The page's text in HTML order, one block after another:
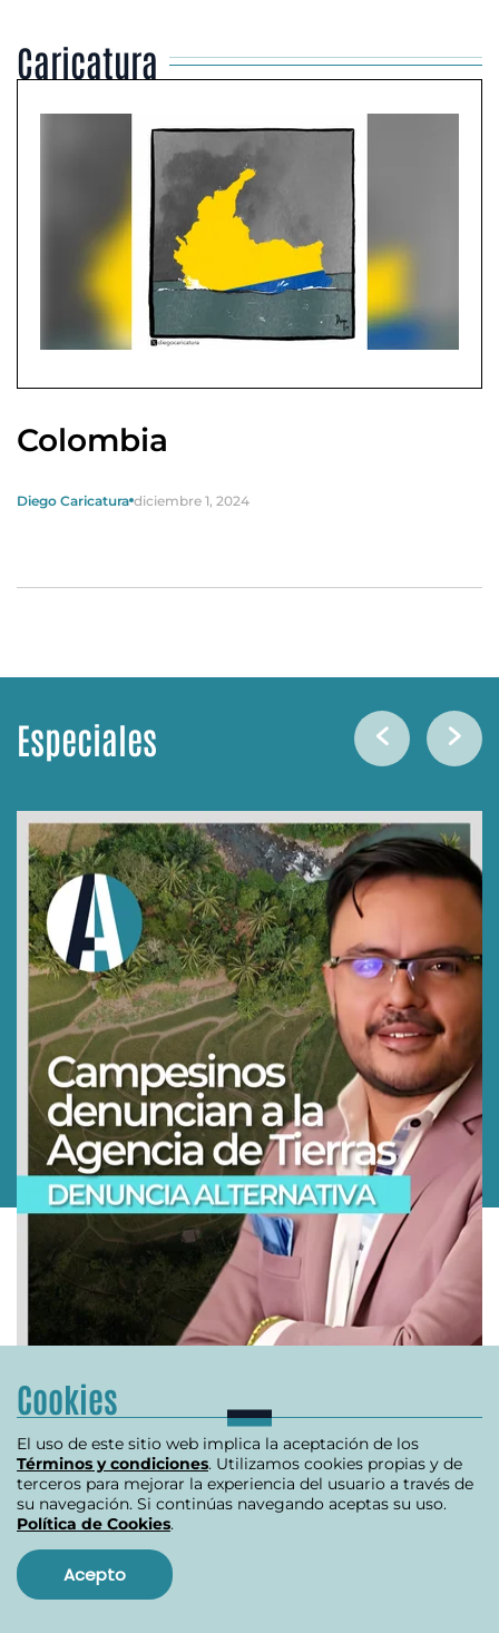
Caricatura
Colombia
Diego Caricatura diciembre 1, 2024
Especiales
INVESTIGACIÓN REVISTA ALTERNATIVA
Se destapa crisis en la ANT
Cookies
El uso de este sitio web implica la aceptación de los
Términos y condiciones. Utilizamos cookies propias y de
terceros para mejorar la experiencia del usuario a través de
su navegación. Si continúas navegando aceptas su uso.
Política de Cookies.
Acepto